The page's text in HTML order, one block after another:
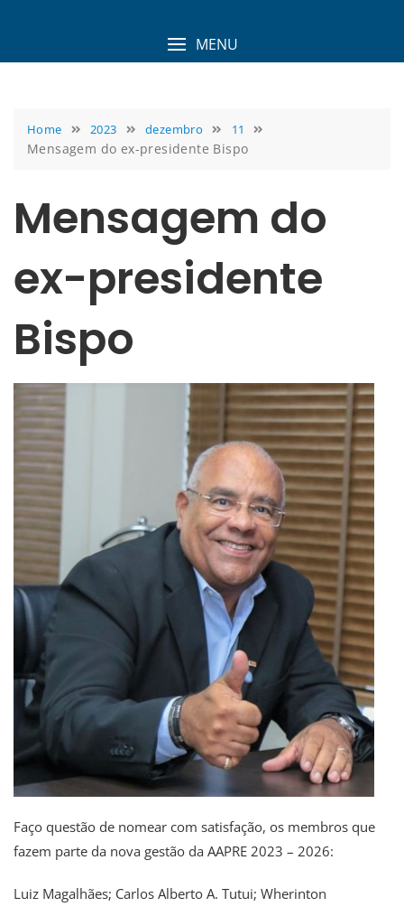
MENU
Home 2023 dezembro 11
Mensagem do ex-presidente Bispo
Mensagem do
ex-presidente
Bispo
Faço questão de nomear com satisfação, os membros que
fazem parte da nova gestão da AAPRE 2023 – 2026:
Luiz Magalhães; Carlos Alberto A. Tutui; Wherinton